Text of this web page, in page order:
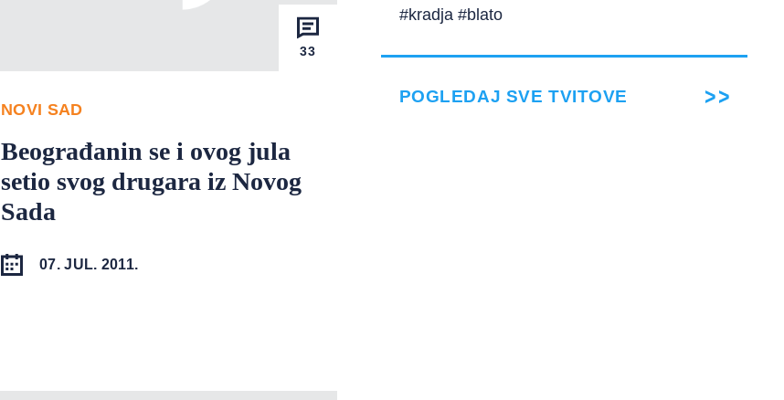
33
NOVI SAD
Beograđanin se i ovog jula
setio svog drugara iz Novog
Sada
07. JUL. 2011.
#kradja #blato
POGLEDAJ SVE TVITOVE